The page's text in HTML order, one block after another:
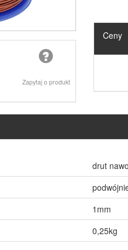
Zapytaj o produkt
Ceny
drut
1mm
0,25kg